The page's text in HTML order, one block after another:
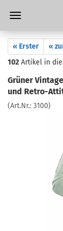
« Erster «
102 Artikel in
Grüner
und Retro-
(Art.Nr.: 3100)